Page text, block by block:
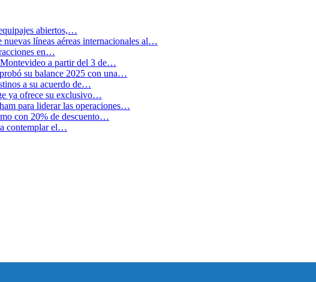
abiertos,…
líneas aéreas internacionales al…
en…
a partir del 3 de…
su balance 2025 con una…
a su acuerdo de…
ya ofrece su exclusivo…
para liderar las operaciones…
con 20% de descuento…
contemplar el…